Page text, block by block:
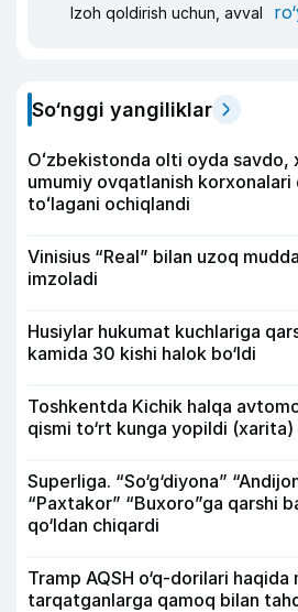
Izoh qoldirish uchun, avval
So‘nggi yangiliklar
Oʻzbekistonda olti oyda savdo,
umumiy ovqatlanish korxonalari
toʻlagani ochiqlandi
Vinisius “Real” bilan uzoq
imzoladi
Husiylar hukumat kuchlariga
kamida 30 kishi halok bo‘ldi
Toshkentda Kichik halqa
qismi to‘rt kunga yopildi (xarita)
Superliga. “So‘g‘diyona”
“Paxtakor” “Buxoro”ga qarshi
qo‘ldan chiqardi
Tramp AQSH o‘q-dorilari haqida
tarqatganlarga qamoq bilan